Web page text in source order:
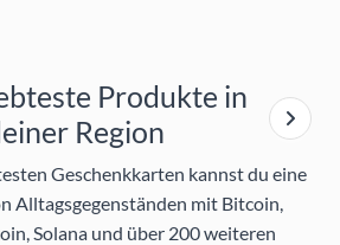
Produkte in
Region
Geschenkkarten kannst du eine
Alltagsgegenständen mit Bitcoin,
Solana und über 200 weiteren